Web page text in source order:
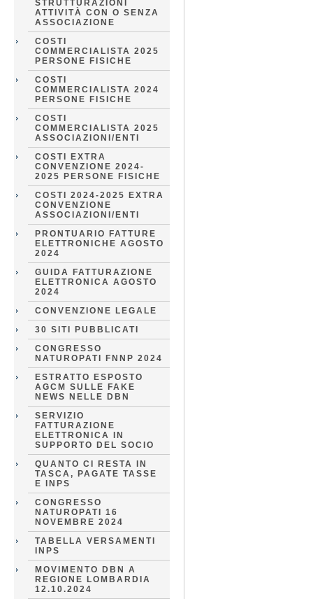
STRUTTURAZIONI
ATTIVITÀ CON O SENZA
ASSOCIAZIONE
COSTI
COMMERCIALISTA 2025
PERSONE FISICHE
COSTI
COMMERCIALISTA 2024
PERSONE FISICHE
COSTI
COMMERCIALISTA 2025
ASSOCIAZIONI/ENTI
COSTI EXTRA
CONVENZIONE 2024-
2025 PERSONE FISICHE
COSTI 2024-2025 EXTRA
CONVENZIONE
ASSOCIAZIONI/ENTI
PRONTUARIO FATTURE
ELETTRONICHE AGOSTO
2024
GUIDA FATTURAZIONE
ELETTRONICA AGOSTO
2024
CONVENZIONE LEGALE
30 SITI PUBBLICATI
CONGRESSO
NATUROPATI FNNP 2024
ESTRATTO ESPOSTO
AGCM SULLE FAKE
NEWS NELLE DBN
SERVIZIO
FATTURAZIONE
ELETTRONICA IN
SUPPORTO DEL SOCIO
QUANTO CI RESTA IN
TASCA, PAGATE TASSE
E INPS
CONGRESSO
NATUROPATI 16
NOVEMBRE 2024
TABELLA VERSAMENTI
INPS
MOVIMENTO DBN A
REGIONE LOMBARDIA
12.10.2024